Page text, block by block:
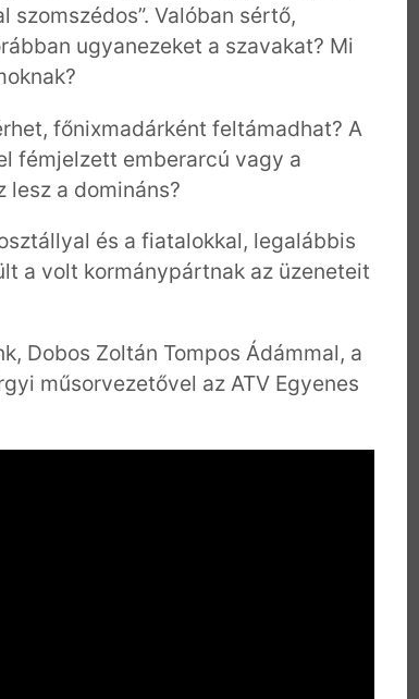
Valóban sértő,
ugyanezeket a szavakat? Mi
főnixmadárként feltámadhat? A
fémjelzett emberarcú vagy a
lesz a domináns?
és a fiatalokkal, legalábbis
a volt kormánypártnak az üzeneteit
Dobos Zoltán Tompos Ádámmal, a
műsorvezetővel az ATV Egyenes